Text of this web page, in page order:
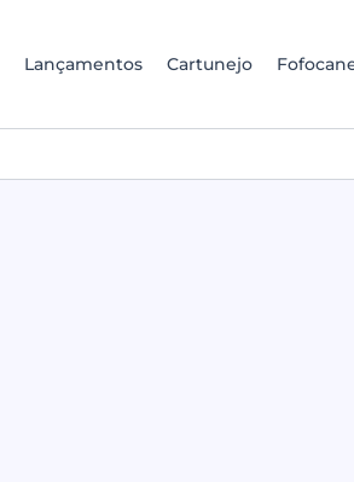
Lançamentos Cartunejo